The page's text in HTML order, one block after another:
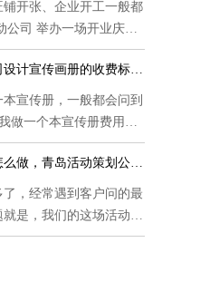
开张、企业开工一般都
公司 举办一场开业庆典
青岛广告公司设计宣传画册的收费标准是
宣传册，一般都会问到
做一个本宣传册费用是
签到墙应该怎么做，青岛活动策划公司告
，经常遇到客户问的最
就是，我们的这场活动，